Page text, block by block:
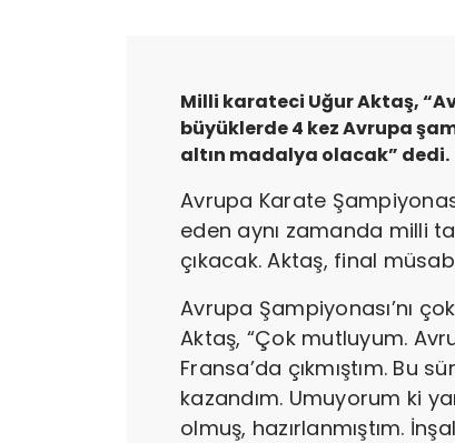
Milli karateci Uğur Aktaş,
büyüklerde 4 kez Avrupa
altın madalya olacak” dedi.
Avrupa Karate
eden aynı zamanda milli
çıkacak. Aktaş, final
Avrupa Şampiyonası’nı
Aktaş, “Çok mutluyum.
Fransa’da çıkmıştım. Bu
kazandım. Umuyorum ki
olmuş, hazırlanmıştım.